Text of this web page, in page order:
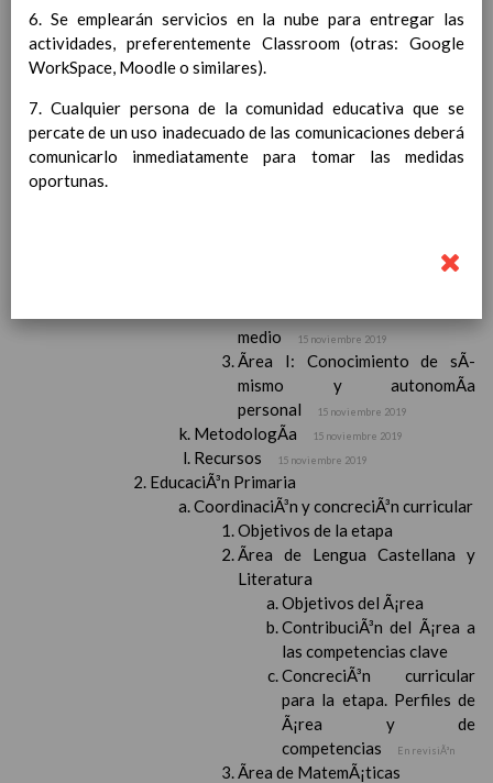
EvaluaciÃ³n 15 noviembre 2019
InterrelaciÃ³n familiar-centro
educativo
Proyecto curricular de ReligiÃ³n
CatÃ³lica en Segundo Ciclo de Infantil
comunicaciÃ³n y
medio
15 noviembre 2019
Ãrea I: Conocimiento de sÃ­
mismo y autonomÃ­a
personal
15 noviembre 2019
MetodologÃ­a 15 noviembre 2019
Recursos 15 noviembre 2019
EducaciÃ³n Primaria
CoordinaciÃ³n y concreciÃ³n curricular
Objetivos de la etapa
Ãrea de Lengua Castellana y
Literatura
Objetivos del Ã¡rea
ContribuciÃ³n del Ã¡rea a
las competencias clave
ConcreciÃ³n curricular
para la etapa. Perfiles de
Ã¡rea y de
competencias
En revisiÃ³n
Ãrea de MatemÃ¡ticas
6. Se emplearán servicios en la nube para entregar las
actividades, preferentemente Classroom (otras: Google
WorkSpace, Moodle o similares).
7. Cualquier persona de la comunidad educativa que se
percate de un uso inadecuado de las comunicaciones deberá
comunicarlo inmediatamente para tomar las medidas
oportunas.